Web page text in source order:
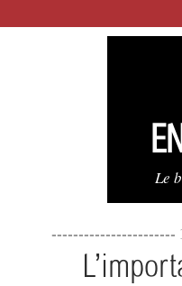
Le
-----------------------